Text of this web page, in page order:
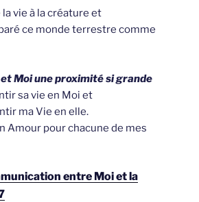
vie à la créature et
ce monde terrestre comme
et Moi une proximité si grande
sa vie en Moi et
ma Vie en elle.
Amour pour chacune de mes
entre Moi et la